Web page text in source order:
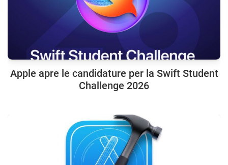
Apple apre le candidature per la Swift Student
Challenge 2026